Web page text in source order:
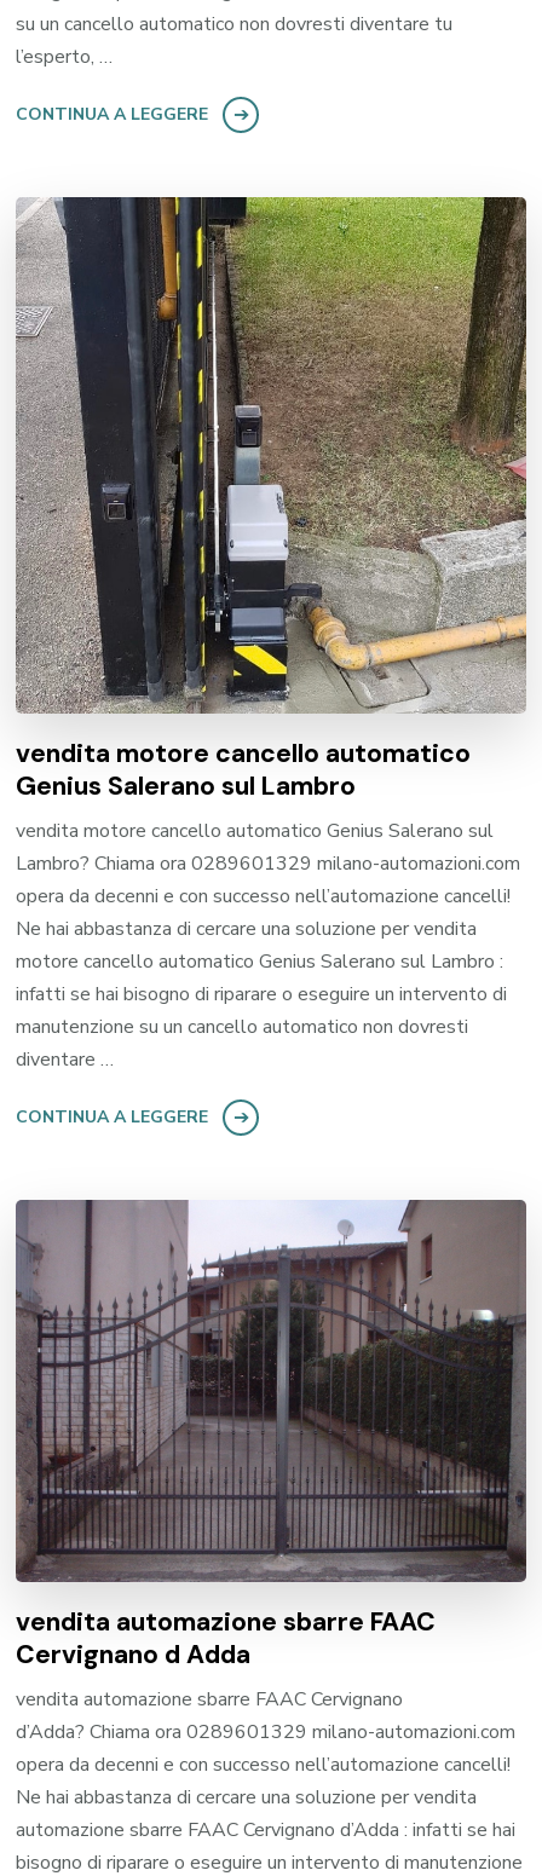
su un cancello automatico non dovresti diventare tu
l’esperto, …
CONTINUA A LEGGERE
vendita motore cancello automatico
Genius Salerano sul Lambro
vendita motore cancello automatico Genius Salerano sul
Lambro? Chiama ora 0289601329 milano-automazioni.com
opera da decenni e con successo nell’automazione cancelli!
Ne hai abbastanza di cercare una soluzione per vendita
motore cancello automatico Genius Salerano sul Lambro :
infatti se hai bisogno di riparare o eseguire un intervento di
manutenzione su un cancello automatico non dovresti
diventare …
CONTINUA A LEGGERE
vendita automazione sbarre FAAC
Cervignano d Adda
vendita automazione sbarre FAAC Cervignano
d’Adda? Chiama ora 0289601329 milano-automazioni.com
opera da decenni e con successo nell’automazione cancelli!
Ne hai abbastanza di cercare una soluzione per vendita
automazione sbarre FAAC Cervignano d’Adda : infatti se hai
bisogno di riparare o eseguire un intervento di manutenzione